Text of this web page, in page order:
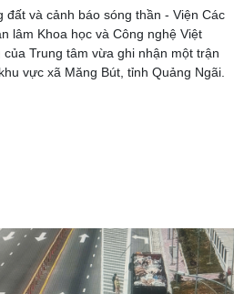
đất và cảnh báo sóng thần - Viện Các
lâm Khoa học và Công nghệ Việt
Trung tâm vừa ghi nhận một trận
vực xã Măng Bút, tỉnh Quảng Ngãi.